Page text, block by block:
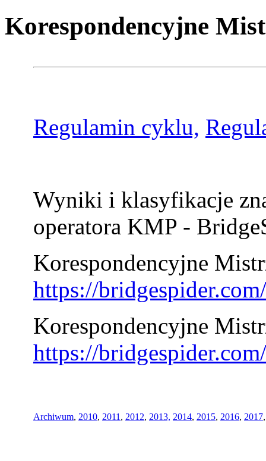
Korespondencyjne
Regulamin cyklu,
Wyniki i klasyfikacje
operatora KMP -
Korespondencyjne
https://
Korespondencyjne
https://
Archiwum, 2010, 2011 , 2012, 2013, 2014, 2015, 2016, 2017